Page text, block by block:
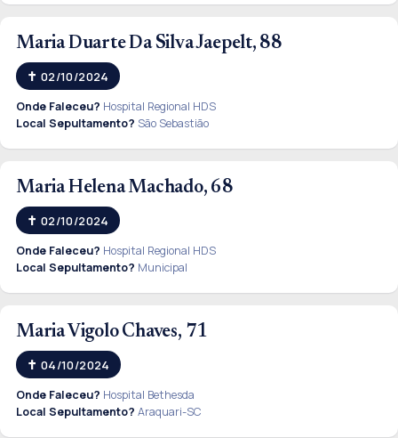
Maria Duarte Da Silva Jaepelt, 88
02/10/2024
Onde Faleceu? Hospital Regional HDS
Local Sepultamento? São Sebastião
Maria Helena Machado, 68
02/10/2024
Onde Faleceu? Hospital Regional HDS
Local Sepultamento? Municipal
Maria Vigolo Chaves, 71
04/10/2024
Onde Faleceu? Hospital Bethesda
Local Sepultamento? Araquari-SC